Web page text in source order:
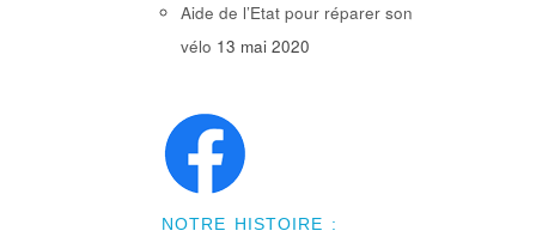
Aide de l’Etat pour réparer son
vélo 13 mai 2020
NOTRE HISTOIRE :